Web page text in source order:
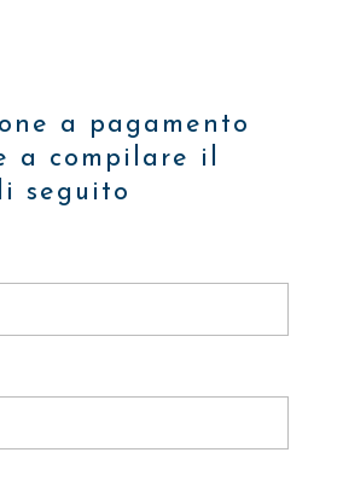
a pagamento
a compilare il
seguito